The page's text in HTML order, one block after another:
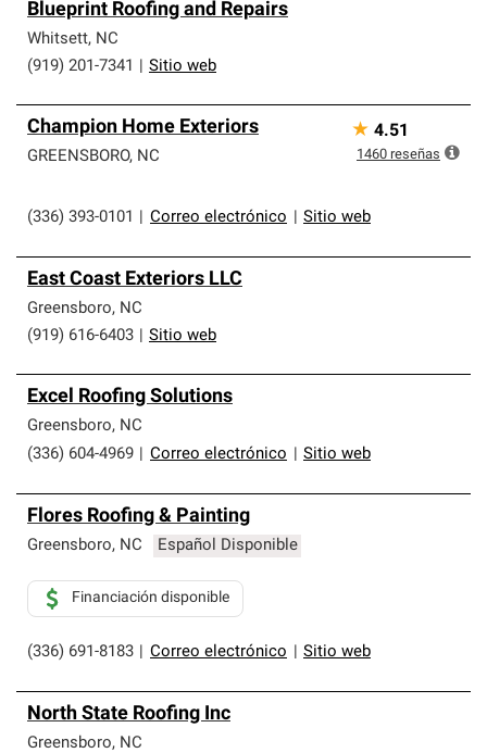
Blueprint Roofing and Repairs
Whitsett, NC
(919) 201-7341
Sitio web
Champion Home Exteriors
GREENSBORO, NC
(336) 393-0101 Correo electrónico Sitio web
★ 4.51
1460 reseñas
East Coast Exteriors LLC
Greensboro, NC
(919) 616-6403
Sitio web
Excel Roofing Solutions
Greensboro, NC
(336) 604-4969
Correo electrónico Sitio web
Flores Roofing & Painting
Greensboro, NC Español Disponible
(336) 691-8183 Correo electrónico Sitio web
Financiación disponible
North State Roofing Inc
Greensboro, NC